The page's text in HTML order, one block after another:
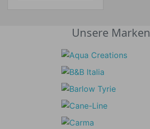
Unsere Marken